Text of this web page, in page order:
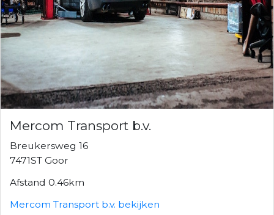
Mercom Transport b.v.
Breukersweg 16
7471ST Goor
Afstand 0.46km
Mercom Transport b.v. bekijken